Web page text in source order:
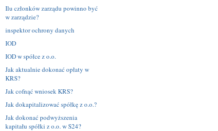
Ilu członków zarządu powinno być
w zarządzie?
inspektor ochrony danych
IOD
IOD w spółce z o.o.
Jak aktualnie dokonać opłaty w
KRS?
Jak cofnąć wniosek KRS?
Jak dokapitalizować spółkę z o.o.?
Jak dokonać podwyższenia
kapitału spółki z o.o. w S24?